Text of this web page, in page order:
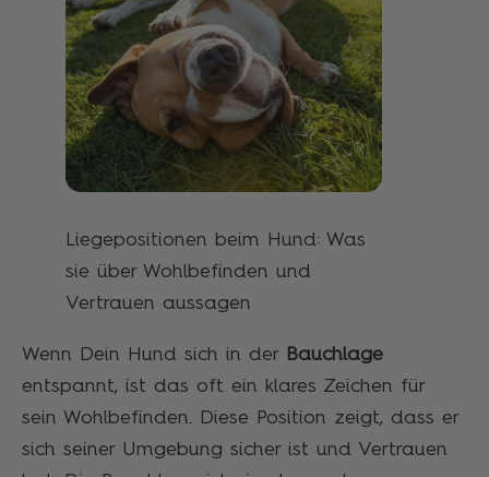
Liegepositionen beim Hund: Was
sie über Wohlbefinden und
Vertrauen aussagen
Wenn Dein Hund sich in der Bauchlage
entspannt, ist das oft ein klares Zeichen für
sein Wohlbefinden. Diese Position zeigt, dass er
sich seiner Umgebung sicher ist und Vertrauen